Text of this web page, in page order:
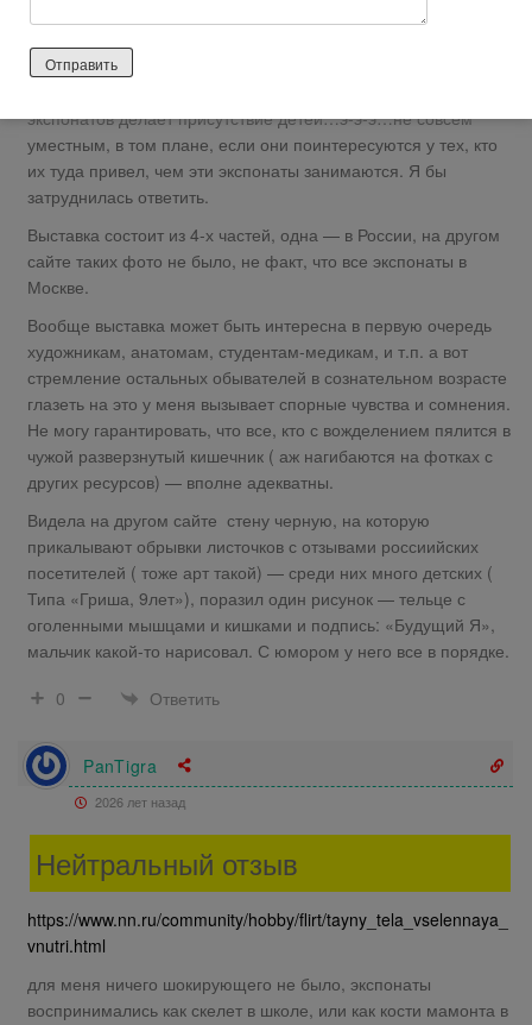
IMSESSID=pf5ifblvg6r8tba3msb3fdstr0&#msg314967
дети, да, но они воспринимают такое адекватнее и легче
экспонатов делает присутствие детей…э-э-э…не совсем
уместным, в том плане, если они поинтересуются у тех, кто
их туда привел, чем эти экспонаты занимаются. Я бы
затруднилась ответить.
Выставка состоит из 4-х частей, одна — в России, на другом
сайте таких фото не было, не факт, что все экспонаты в
Москве.
Вообще выставка может быть интересна в первую очередь
художникам, анатомам, студентам-медикам, и т.п. а вот
стремление остальных обывателей в сознательном возрасте
глазеть на это у меня вызывает спорные чувства и сомнения.
Не могу гарантировать, что все, кто с вожделением пялится в
чужой разверзнутый кишечник ( аж нагибаются на фотках с
других ресурсов) — вполне адекватны.
Видела на другом сайте стену черную, на которую
прикалывают обрывки листочков с отзывами россиийских
посетителей ( тоже арт такой) — среди них много детских (
Типа «Гриша, 9лет»), поразил один рисунок — тельце с
оголенными мышцами и кишками и подпись: «Будущий Я»,
мальчик какой-то нарисовал. С юмором у него все в порядке.
0
Ответить
PanTigra
2026 лет назад
Нейтральный отзыв
https://www.nn.ru/community/hobby/flirt/tayny_tela_vselennaya_
vnutri.html
для меня ничего шокирующего не было, экспонаты
воспринимались как скелет в школе, или как кости мамонта в